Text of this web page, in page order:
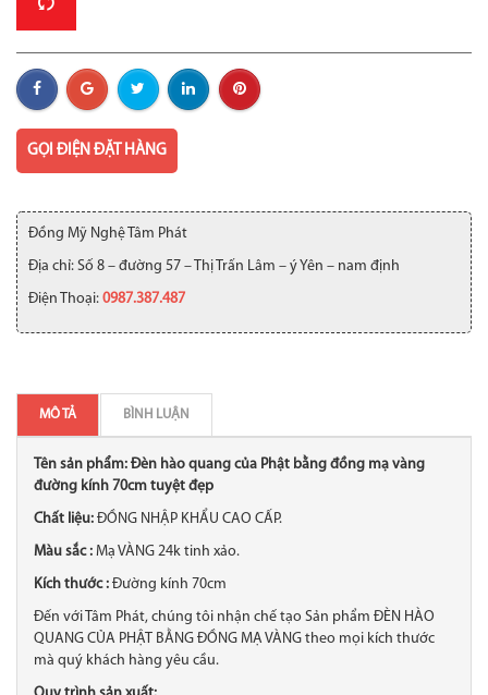
GỌI ĐIỆN ĐẶT HÀNG
Đồng Mỹ Nghệ Tâm Phát
Địa chỉ: Số 8 – đường 57 – Thị Trấn Lâm – ý Yên – nam định
Điện Thoại: 0987.387.487
MÔ TẢ BÌNH LUẬN
Tên sản phẩm: Đèn hào quang của Phật bằng đồng mạ vàng
đường kính 70cm tuyệt đẹp
Chất liệu: ĐỒNG NHẬP KHẨU CAO CẤP.
Màu sắc : Mạ VÀNG 24k tinh xảo.
Kích thước : Đường kính 70cm
Đến với Tâm Phát, chúng tôi nhận chế tạo Sản phẩm ĐÈN HÀO
QUANG CỦA PHẬT BẰNG ĐỒNG MẠ VÀNG theo mọi kích thước
mà quý khách hàng yêu cầu.